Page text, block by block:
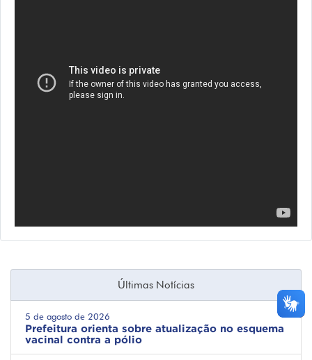
Últimas Notícias
5 de agosto de 2026
Prefeitura orienta sobre atualização no esquema
vacinal contra a pólio